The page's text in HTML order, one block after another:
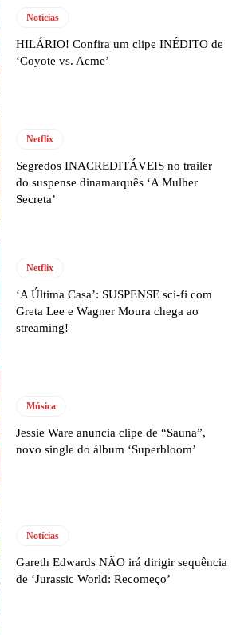
Notícias
HILÁRIO! Confira um clipe INÉDITO de
‘Coyote vs. Acme’
Netflix
Segredos INACREDITÁVEIS no trailer
do suspense dinamarquês ‘A Mulher
Secreta’
Netflix
‘A Última Casa’: SUSPENSE sci-fi com
Greta Lee e Wagner Moura chega ao
streaming!
Música
Jessie Ware anuncia clipe de “Sauna”,
novo single do álbum ‘Superbloom’
Notícias
Gareth Edwards NÃO irá dirigir sequência
de ‘Jurassic World: Recomeço’